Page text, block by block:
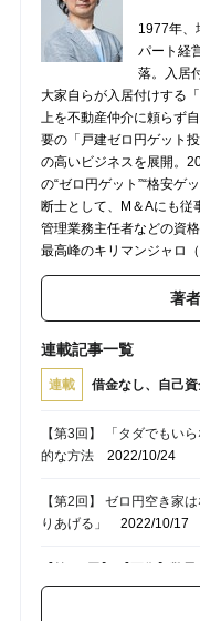
1977年、
パート経
落。入居
大家自らが入居付けする
上を不動産仲介に頼らず
要の「戸建ゼロ円ゲット
の高いビジネスを展開。
の“ゼロ円ゲット”“格安ゲ
断士として、M＆Aにも従
管理業務主任者などの資
最高峰のキリマンジャロ
著
連載記事一覧
連載 借金なし、自己
【第3回】 「タダでもい
的な方法 2022/10/24
【第2回】 ゼロ円空き家
りあげる」
2022/10/17
実績例2022/10/10